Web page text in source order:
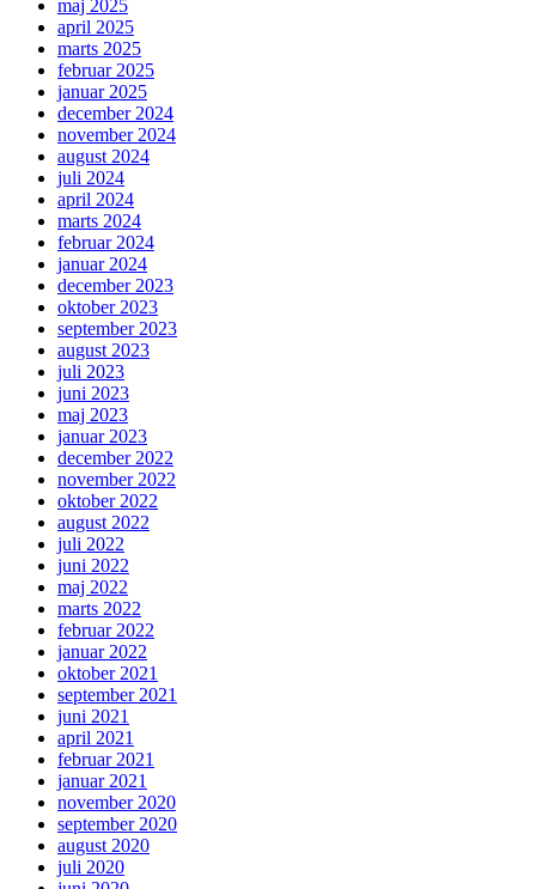
maj 2025
april 2025
marts 2025
februar 2025
januar 2025
december 2024
november 2024
august 2024
juli 2024
april 2024
marts 2024
februar 2024
januar 2024
december 2023
oktober 2023
september 2023
august 2023
juli 2023
juni 2023
maj 2023
januar 2023
december 2022
november 2022
oktober 2022
august 2022
juli 2022
juni 2022
maj 2022
marts 2022
februar 2022
januar 2022
oktober 2021
september 2021
juni 2021
april 2021
februar 2021
januar 2021
november 2020
september 2020
august 2020
juli 2020